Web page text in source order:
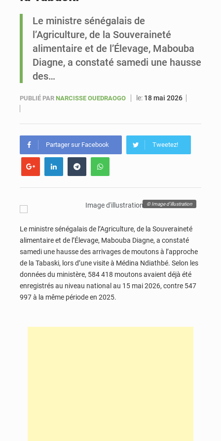
Le ministre sénégalais de
l’Agriculture, de la Souveraineté
alimentaire et de l’Élevage, Mabouba
Diagne, a constaté samedi une hausse
des…
PUBLIÉ PAR NARCISSE OUEDRAOGO le: 18 mai 2026
Partager sur Facebook Tweetez!
© Image d'illustration
Le ministre sénégalais de l’Agriculture, de la Souveraineté
alimentaire et de l’Élevage, Mabouba Diagne, a constaté
samedi une hausse des arrivages de moutons à l’approche
de la Tabaski, lors d’une visite à Médina Ndiathbé. Selon les
données du ministère, 584 418 moutons avaient déjà été
enregistrés au niveau national au 15 mai 2026, contre 547
997 à la même période en 2025.